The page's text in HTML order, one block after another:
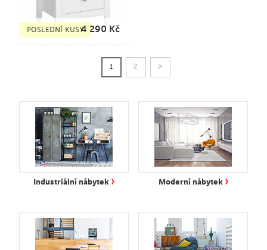
POSLEDNÍ KUSY4 290 Kč
1 2 >
Industriální nábytek › Moderní nábytek ›